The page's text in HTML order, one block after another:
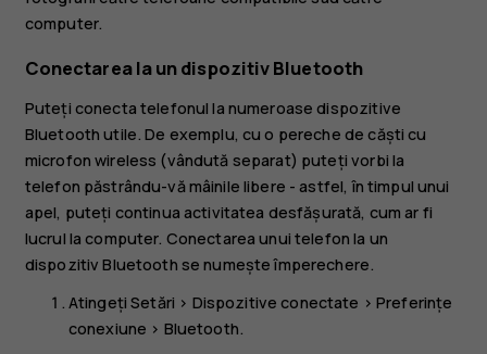
computer.
Conectarea la un dispozitiv Bluetooth
Puteți conecta telefonul la numeroase dispozitive
Bluetooth utile. De exemplu, cu o pereche de căști cu
microfon wireless (vândută separat) puteți vorbi la
telefon păstrându-vă mâinile libere - astfel, în timpul unui
apel, puteți continua activitatea desfășurată, cum ar fi
lucrul la computer. Conectarea unui telefon la un
dispozitiv Bluetooth se numește împerechere.
AtingețiSetări > Dispozitive conectate > Preferințe
conexiune > Bluetooth.